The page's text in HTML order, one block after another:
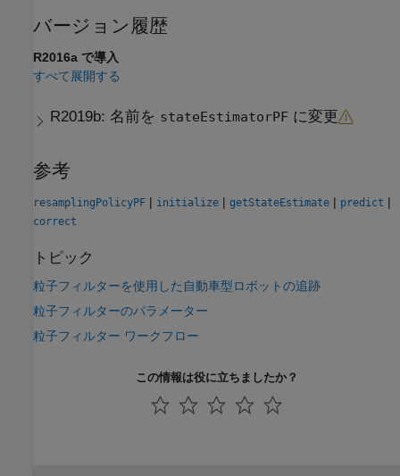
バージョン履歴
R2016a で導入
すべて展開する
R2019b:名前を stateEstimatorPF に変更
参考
resamplingPolicyPF | initialize | getStateEstimate | predict |
correct
トピック
粒子フィルターを使用した自動車型ロボットの追跡
粒子フィルターのパラメーター
粒子フィルター ワークフロー
この情報は役に立ちましたか？